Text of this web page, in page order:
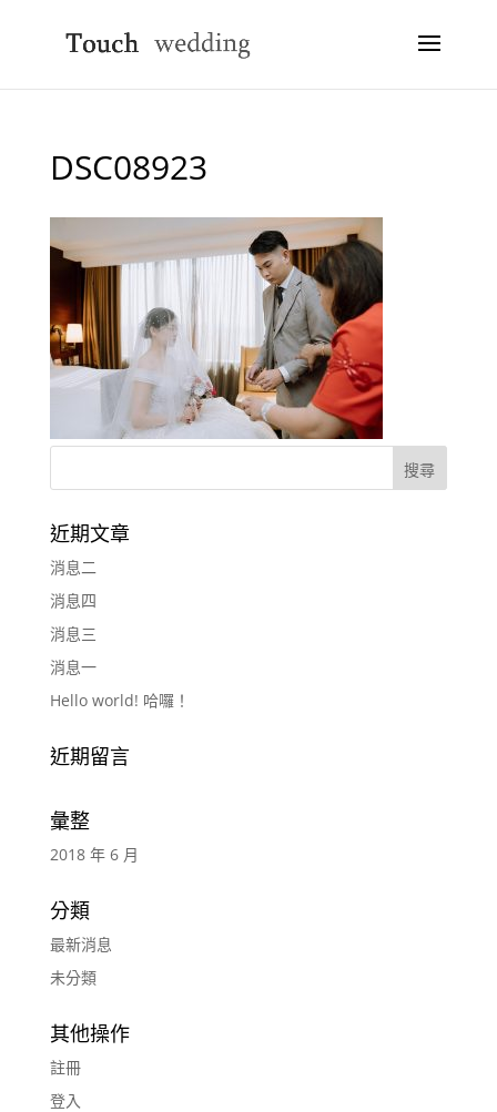
DSC08923
近期文章
消息二
消息四
消息三
消息一
Hello world! 哈囉！
近期留言
彙整
2018 年 6 月
分類
最新消息
未分類
其他操作
註冊
登入